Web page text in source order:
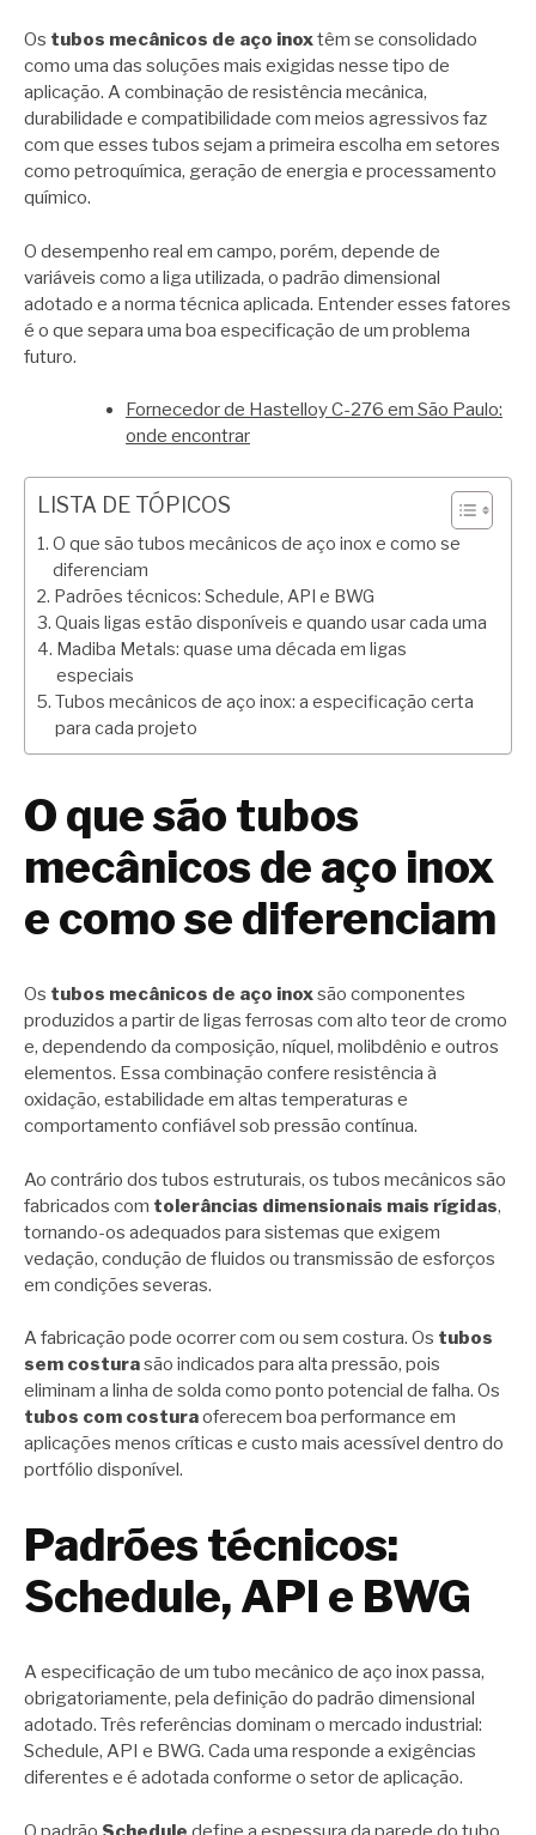
Os tubos mecânicos de aço inoxtêm se consolidado
como uma das soluções mais exigidas nesse tipo de
aplicação. A combinação de resistência mecânica,
durabilidade e compatibilidade com meios agressivos faz
com que esses tubos sejam a primeira escolha em setores
como petroquímica, geração de energia e processamento
químico.
O desempenho real em campo, porém, depende de
variáveis como a liga utilizada, o padrão dimensional
adotado e a norma técnica aplicada. Entender esses fatores
é o que separa uma boa especificação de um problema
futuro.
Fornecedor de Hastelloy C-276 em São Paulo:
onde encontrar
LISTA DE TÓPICOS
O que são tubos mecânicos de aço inox e como se
diferenciam
Padrões técnicos: Schedule, API e BWG
Quais ligas estão disponíveis e quando usar cada uma
Madiba Metals: quase uma década em ligas
especiais
Tubos mecânicos de aço inox: a especificação certa
para cada projeto
O que são tubos
mecânicos de aço inox
e como se diferenciam
Os tubos mecânicos de aço inoxsão componentes
produzidos a partir de ligas ferrosas com alto teor de cromo
e, dependendo da composição, níquel, molibdênio e outros
elementos. Essa combinação confere resistência à
oxidação, estabilidade em altas temperaturas e
comportamento confiável sob pressão contínua.
Ao contrário dos tubos estruturais, os tubos mecânicos são
fabricados com tolerâncias dimensionais mais rígidas,
tornando-os adequados para sistemas que exigem
vedação, condução de fluidos ou transmissão de esforços
em condições severas.
A fabricação pode ocorrer com ou sem costura. Os tubos
sem costurasão indicados para alta pressão, pois
eliminam a linha de solda como ponto potencial de falha. Os
tubos com costuraoferecem boa performance em
aplicações menos críticas e custo mais acessível dentro do
portfólio disponível.
Padrões técnicos:
Schedule, API e BWG
A especificação de um tubo mecânico de aço inox passa,
obrigatoriamente, pela definição do padrão dimensional
adotado. Três referências dominam o mercado industrial:
Schedule, API e BWG. Cada uma responde a exigências
diferentes e é adotada conforme o setor de aplicação.